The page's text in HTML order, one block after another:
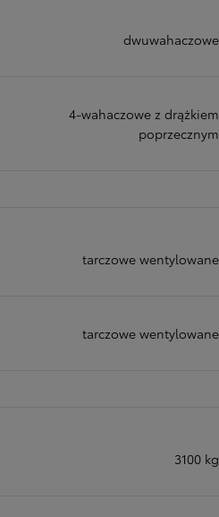
dwuwahaczowe
4-wahaczowe z drążkiem
poprzecznym
tarczowe wentylowane
tarczowe wentylowane
3100 kg